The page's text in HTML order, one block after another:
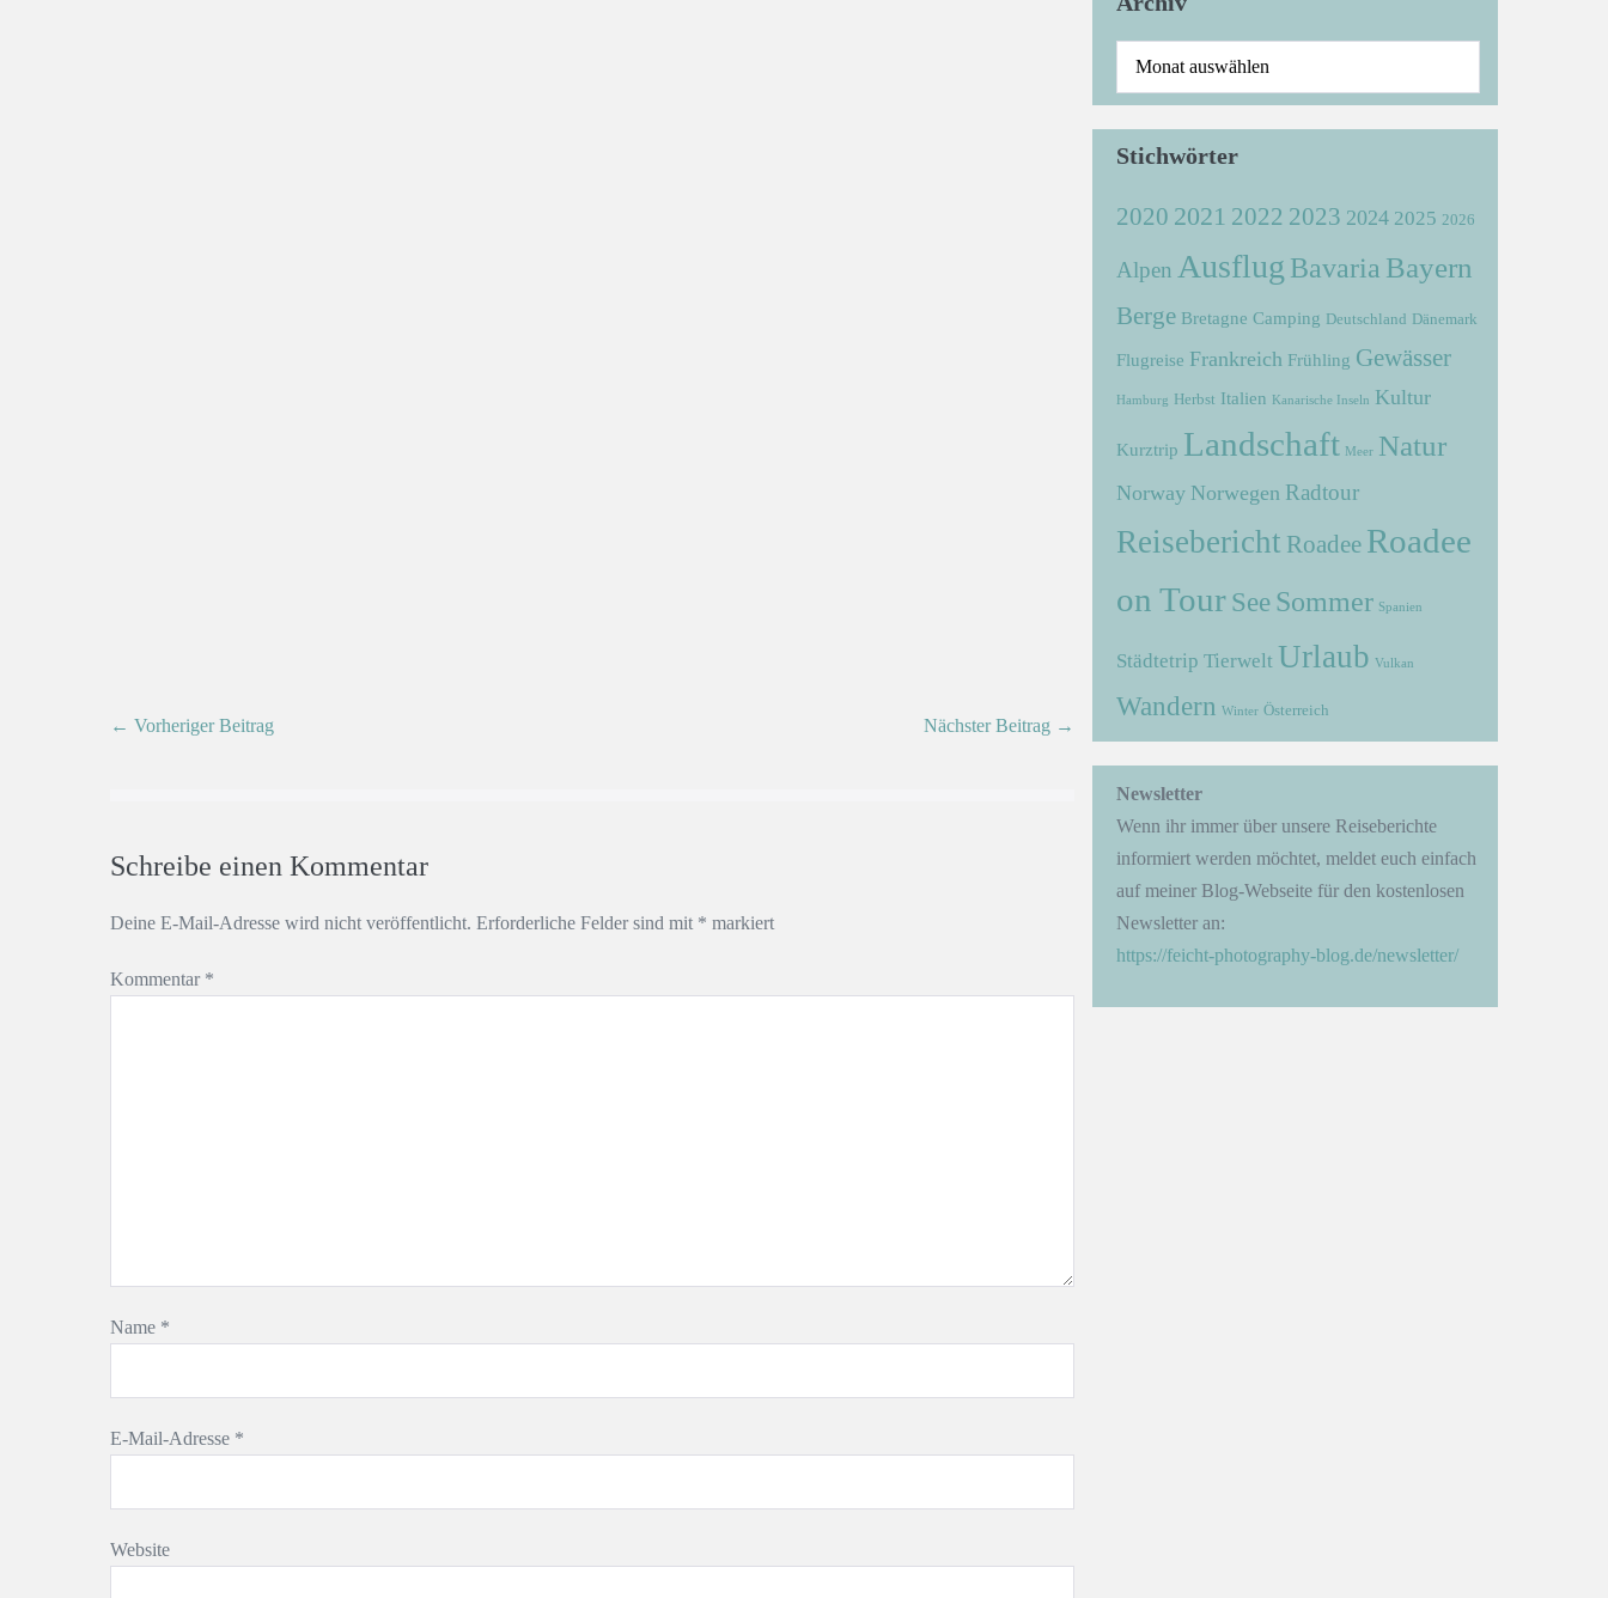
← Vorheriger Beitrag Nächster Beitrag →
Schreibe einen Kommentar
Deine E-Mail-Adresse wird nicht veröffentlicht. Erforderliche Felder sind mit * markiert
Kommentar *
Name *
E-Mail-Adresse *
Website
Stichwörter
2020 2021 2022 2023 2024 2025 2026
Alpen Ausflug Bavaria Bayern
Berge Bretagne Camping Deutschland Dänemark
Flugreise Frankreich Frühling Gewässer
Hamburg Herbst Italien Kanarische Inseln Kultur
Kurztrip Landschaft Meer Natur
Norway Norwegen Radtour
Reisebericht Roadee Roadee
on Tour See Sommer Spanien
Städtetrip Tierwelt Urlaub Vulkan
Wandern Winter Österreich
Newsletter
Wenn ihr immer über unsere Reiseberichte
informiert werden möchtet, meldet euch einfach
auf meiner Blog-Webseite für den kostenlosen
Newsletter an:
https://feicht-photography-blog.de/newsletter/